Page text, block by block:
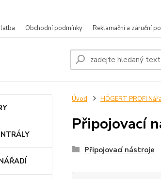
Obchodní podmínky Reklamační a záruční
Úvod HÖGERT PROFI
Připojovací
Připojovací nástroje